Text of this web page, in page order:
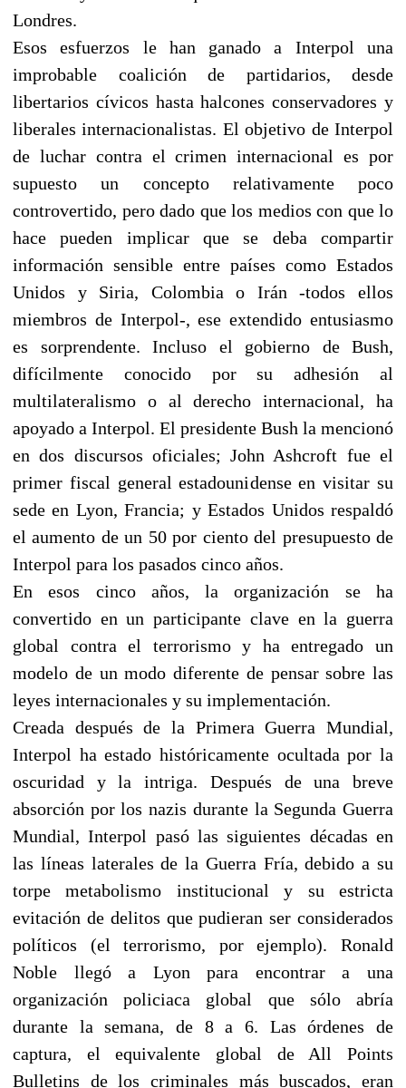
Londres.
Esos esfuerzos le han ganado a Interpol una
improbable coalición de partidarios, desde
libertarios cívicos hasta halcones conservadores y
liberales internacionalistas. El objetivo de Interpol
de luchar contra el crimen internacional es por
supuesto un concepto relativamente poco
controvertido, pero dado que los medios con que lo
hace pueden implicar que se deba compartir
información sensible entre países como Estados
Unidos y Siria, Colombia o Irán -todos ellos
miembros de Interpol-, ese extendido entusiasmo
es sorprendente. Incluso el gobierno de Bush,
difícilmente conocido por su adhesión al
multilateralismo o al derecho internacional, ha
apoyado a Interpol. El presidente Bush la mencionó
en dos discursos oficiales; John Ashcroft fue el
primer fiscal general estadounidense en visitar su
sede en Lyon, Francia; y Estados Unidos respaldó
el aumento de un 50 por ciento del presupuesto de
Interpol para los pasados cinco años.
En esos cinco años, la organización se ha
convertido en un participante clave en la guerra
global contra el terrorismo y ha entregado un
modelo de un modo diferente de pensar sobre las
leyes internacionales y su implementación.
Creada después de la Primera Guerra Mundial,
Interpol ha estado históricamente ocultada por la
oscuridad y la intriga. Después de una breve
absorción por los nazis durante la Segunda Guerra
Mundial, Interpol pasó las siguientes décadas en
las líneas laterales de la Guerra Fría, debido a su
torpe metabolismo institucional y su estricta
evitación de delitos que pudieran ser considerados
políticos (el terrorismo, por ejemplo). Ronald
Noble llegó a Lyon para encontrar a una
organización policiaca global que sólo abría
durante la semana, de 8 a 6. Las órdenes de
captura, el equivalente global de All Points
Bulletins de los criminales más buscados, eran